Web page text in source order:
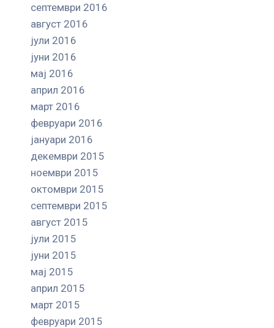
септември 2016
август 2016
јули 2016
јуни 2016
мај 2016
април 2016
март 2016
февруари 2016
јануари 2016
декември 2015
ноември 2015
октомври 2015
септември 2015
август 2015
јули 2015
јуни 2015
мај 2015
април 2015
март 2015
февруари 2015